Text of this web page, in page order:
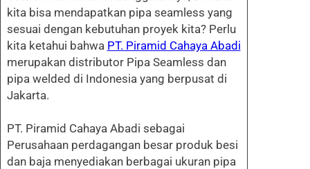
kita bisa mendapatkan pipa seamless yang
sesuai dengan kebutuhan proyek kita? Perlu
kita ketahui bahwa PT. Piramid Cahaya Abadi
merupakan distributor Pipa Seamless dan
pipa welded di Indonesia yang berpusat di
Jakarta.
PT. Piramid Cahaya Abadi sebagai
Perusahaan perdagangan besar produk besi
dan baja menyediakan berbagai ukuran pipa